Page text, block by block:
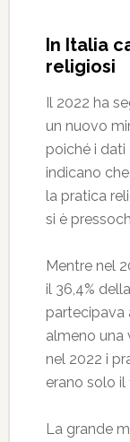
In Italia
religiosi
Il 2022 ha
un nuovo
poiché i dati
indicano
la pratica
si è
Mentre nel
il 36,4%
partecipava
almeno una
nel 2022 i
erano solo il
La grande